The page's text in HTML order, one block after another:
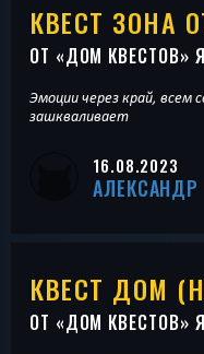
КВЕСТ ЗОНА
ОТ «ДОМ КВЕСТОВ»
Эмоции через край, всем
зашкваливает
16.08.2023
АЛЕКСАНДР
КВЕСТ ДОМ
ОТ «ДОМ КВЕСТОВ»